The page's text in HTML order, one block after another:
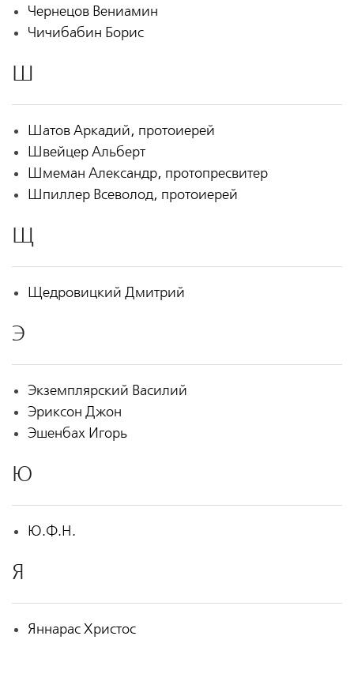
Чернецов Вениамин
Чичибабин Борис
Ш
Шатов Аркадий, протоиерей
Швейцер Альберт
Шмеман Александр, протопресвитер
Шпиллер Всеволод, протоиерей
Щ
Щедровицкий Дмитрий
Э
Экземплярский Василий
Эриксон Джон
Эшенбах Игорь
Ю
Ю.Ф.Н.
Я
Яннарас Христос